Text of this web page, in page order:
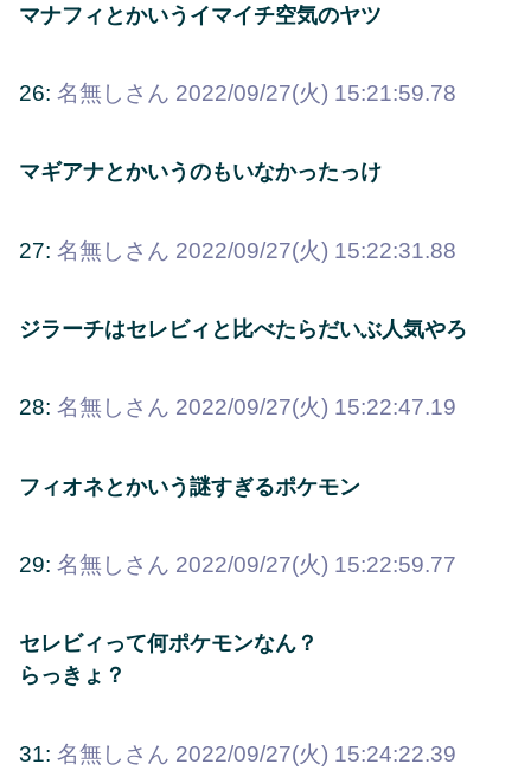
マナフィとかいうイマイチ空気のヤツ
26: 名無しさん 2022/09/27(火) 15:21:59.78
マギアナとかいうのもいなかったっけ
27: 名無しさん 2022/09/27(火) 15:22:31.88
ジラーチはセレビィと比べたらだいぶ人気やろ
28: 名無しさん 2022/09/27(火) 15:22:47.19
フィオネとかいう謎すぎるポケモン
29: 名無しさん 2022/09/27(火) 15:22:59.77
セレビィって何ポケモンなん？
らっきょ？
31: 名無しさん 2022/09/27(火) 15:24:22.39